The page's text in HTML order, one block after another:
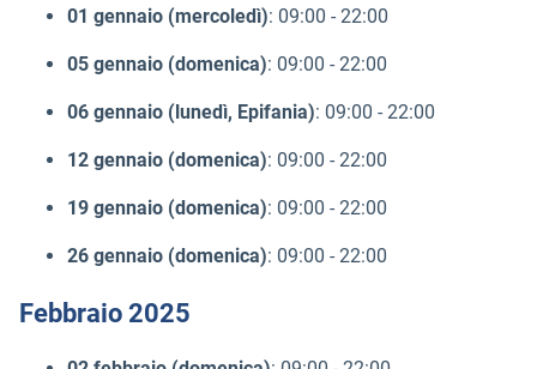
01 gennaio (mercoledì): 09:00 - 22:00
05 gennaio (domenica): 09:00 - 22:00
06 gennaio (lunedì, Epifania): 09:00 - 22:00
12 gennaio (domenica): 09:00 - 22:00
19 gennaio (domenica): 09:00 - 22:00
26 gennaio (domenica): 09:00 - 22:00
Febbraio 2025